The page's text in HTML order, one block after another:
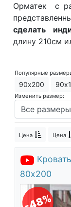
Орматек с
сделать
длину 210см
Популярные
90х200
Изменить размер:
Цена Цена
80х200
-48%